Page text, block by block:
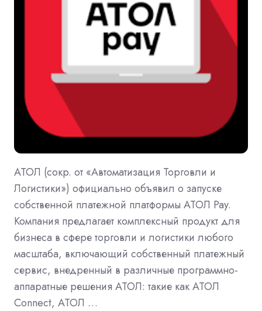
АТОЛ (сокр. от «Автоматизация Торговли и
Логистики») официально объявил о запуске
собственной платежной платформы АТОЛ Pay.
Компания предлагает комплексный продукт для
бизнеса в сфере торговли и логистики любого
масштаба, включающий собственный платежный
сервис, внедренный в различные программно-
аппаратные решения АТОЛ: такие как АТОЛ
Connect, АТОЛ …